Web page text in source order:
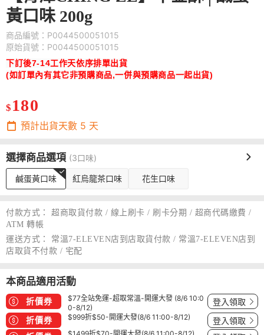
黃口味 200g
商品編號：P0044500051015
原始貨號：P0044500051015
下訂後7-14工作天依序排單出貨
(如訂單內有其它非預購商品,一併與預購商品一起出貨)
$ 180
預計出貨天數 5 天
選擇商品選項 (3口味)
鹹蛋黃口味 紅烏龍茶口味 花生口味
付款方式：
超商取貨付款 / 線上刷卡 / 刷卡分期 / 超商代碼繳費 /
ATM 轉帳
運送方式：
常溫7-ELEVEN店到店取貨付款 / 常溫7-ELEVEN店到
店取貨不付款 / 宅配
本商品適用活動
折價券
$77全站免運-超取常溫-開運大發 (8/6 10:0
0-8/12)
登入領取
折價券 $999折$50-開運大發(8/6 11:00-8/12) 登入領取